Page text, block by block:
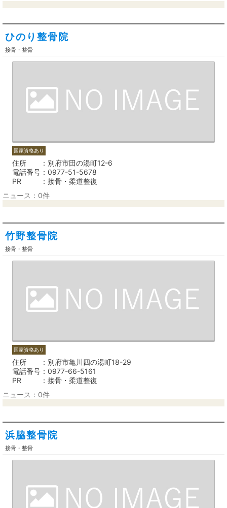
ひのり整骨院
接骨・整骨
国家資格あり
住所
別府市田の湯町12-6
電話番号
0977-51-5678
PR
接骨・柔道整復
ニュース：0件
竹野整骨院
接骨・整骨
国家資格あり
住所
別府市亀川四の湯町18-29
電話番号
0977-66-5161
PR
接骨・柔道整復
ニュース：0件
浜脇整骨院
接骨・整骨